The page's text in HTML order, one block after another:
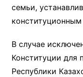
семьи,
В случае
Конституции для
Республики